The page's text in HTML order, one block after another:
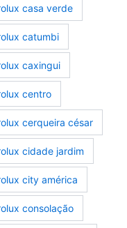
casa verde
catumbi
caxingui
centro
cerqueira césar
cidade jardim
city américa
consolação